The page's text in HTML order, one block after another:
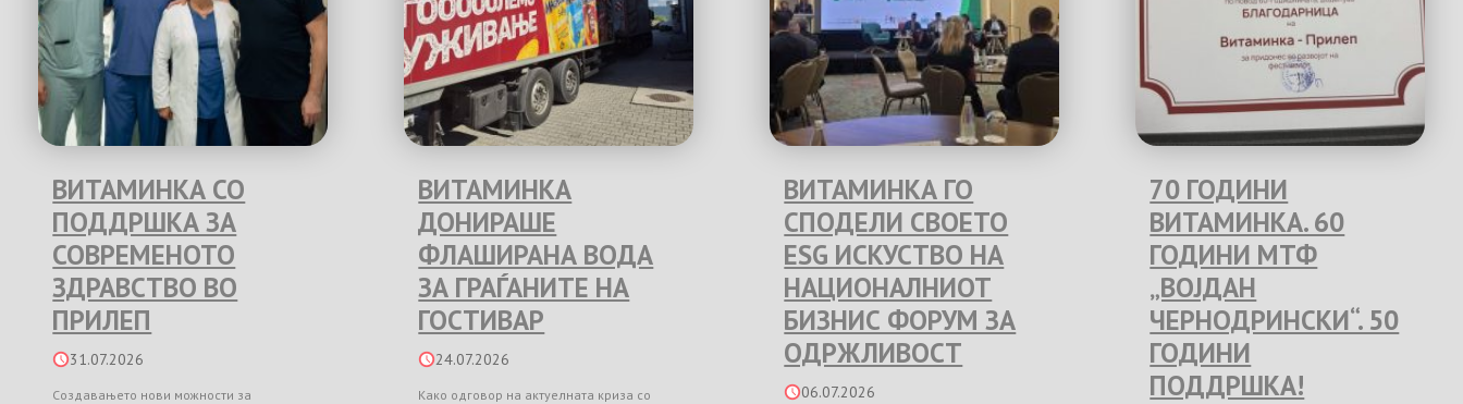
ВИТАМИНКА СО
ПОДДРШКА ЗА
СОВРЕМЕНОТО
ЗДРАВСТВО ВО
ПРИЛЕП
31.07.2026
Создавањето нови можности за
ВИТАМИНКА
ДОНИРАШЕ
ФЛАШИРАНА ВОДА
ЗА ГРАЃАНИТЕ НА
ГОСТИВАР
24.07.2026
Како одговор на актуелната криза со
ВИТАМИНКА ГО
СПОДЕЛИ СВОЕТО
ESG ИСКУСТВО НА
НАЦИОНАЛНИОТ
БИЗНИС ФОРУМ ЗА
ОДРЖЛИВОСТ
06.07.2026
70 ГОДИНИ
ВИТАМИНКА. 60
ГОДИНИ МТФ
„ВОЈДАН
ЧЕРНОДРИНСКИ“. 50
ГОДИНИ
ПОДДРШКА!